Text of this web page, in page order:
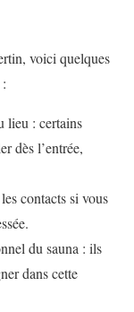
voici quelques
lieu : certains
dès l’entrée,
contacts si vous
du sauna : ils
dans cette